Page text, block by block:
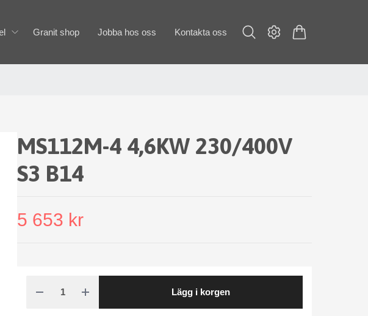
Granit shop Jobba hos oss Kontakta oss
MS112M-4 4,6KW 230/400V
S3 B14
5 653 kr
Lägg i korgen